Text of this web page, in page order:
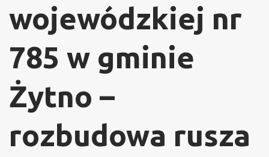
wojewódzkiej nr
785 w gminie
Żytno –
rozbudowa rusza